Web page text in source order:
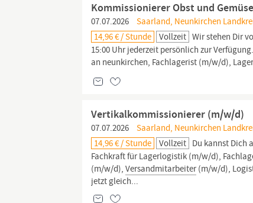
Kommissionierer Obst und
07.07.2026
Saarland, Neunkirchen
14,96 € / Stunde
Vollzeit Wir stehen Dir
15:00 Uhr jederzeit persönlich zur
an neunkirchen, Fachlagerist (m/w/d),
Vertikalkommissionierer (m/w/d)
07.07.2026
Saarland, Neunkirchen
14,96 € / Stunde
Vollzeit Du kannst Dich
Fachkraft für Lagerlogistik (m/w/d),
(m/w/d),Versandmitarbeiter(m/w/d),
jetzt gleich...